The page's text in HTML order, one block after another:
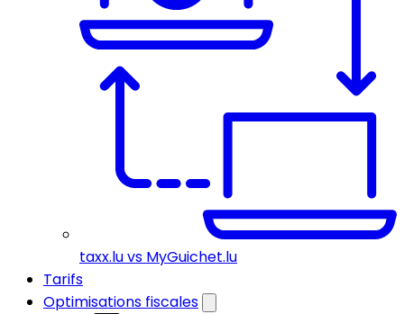
taxx.lu vs MyGuichet.lu
Tarifs
Optimisations fiscales